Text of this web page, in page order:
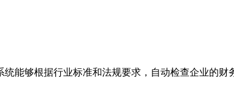
能够根据行业标准和法规要求，自动检查企业的